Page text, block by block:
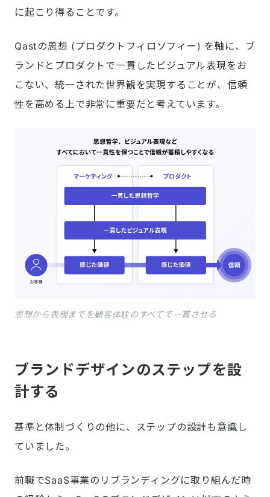
に起こり得ることです。
Qastの思想 (プロダクトフィロソフィー) を軸に、ブ
ランドとプロダクトで一貫したビジュアル表現をお
こない、統一された世界観を実現することが、信頼
性を高める上で非常に重要だと考えています。
思想から表現までを顧客体験のすべてで一貫させる
ブランドデザインのステップを設
計する
基準と体制づくりの他に、ステップの設計も意識し
ていました。
前職でSaaS事業のリブランディングに取り組んだ時